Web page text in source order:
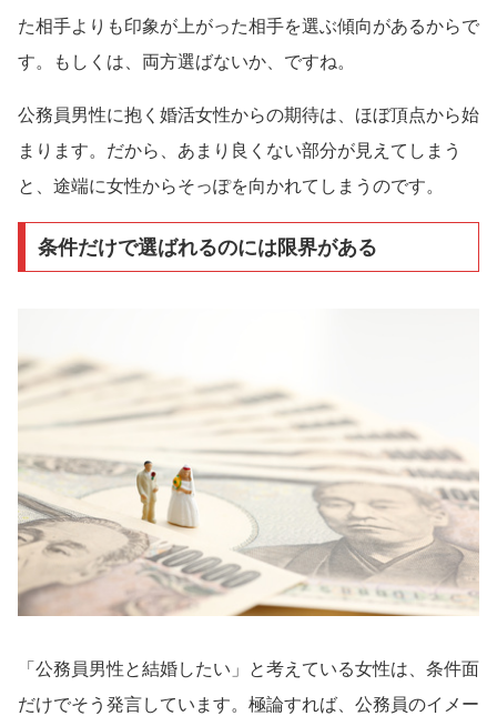
た相手よりも印象が上がった相手を選ぶ傾向があるからで
す。もしくは、両方選ばないか、ですね。
公務員男性に抱く婚活女性からの期待は、ほぼ頂点から始
まります。だから、あまり良くない部分が見えてしまう
と、途端に女性からそっぽを向かれてしまうのです。
条件だけで選ばれるのには限界がある
「公務員男性と結婚したい」と考えている女性は、条件面
だけでそう発言しています。極論すれば、公務員のイメー